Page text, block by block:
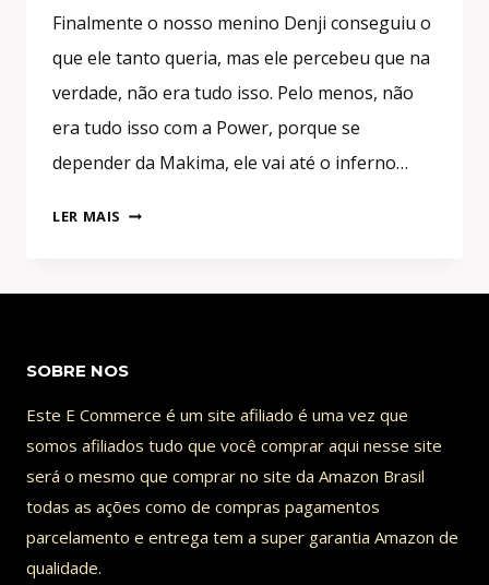
Finalmente o nosso menino Denji conseguiu o
que ele tanto queria, mas ele percebeu que na
verdade, não era tudo isso. Pelo menos, não
era tudo isso com a Power, porque se
depender da Makima, ele vai até o inferno…
LER MAIS DENJI
NELES!
REALIDADE!
ANÁLISE
CHAINSAW
MAN
EP.
5
SOBRE NOS
Este E Commerce é um site afiliado é uma vez que
somos afiliados tudo que você comprar aqui nesse site
será o mesmo que comprar no site da Amazon Brasil
todas as ações como de compras pagamentos
parcelamento e entrega tem a super garantia Amazon de
qualidade.